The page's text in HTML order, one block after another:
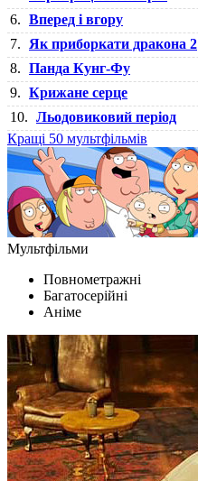
6. Вперед і вгору
7.
Як приборкати дракона 2
8. Панда Кунг-Фу
9. Крижане серце
10. Льодовиковий період
Кращі 50 мультфільмів
Мультфільми
Повнометражні
Багатосерійні
Аніме